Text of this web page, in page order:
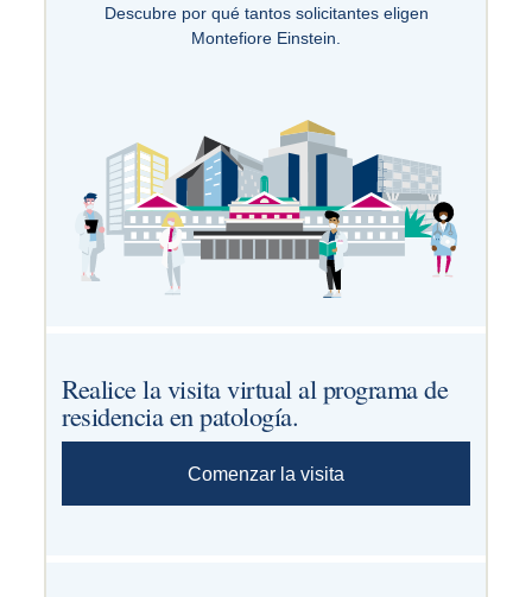
Descubre por qué tantos solicitantes eligen
Montefiore Einstein.
Realice la visita virtual al programa de
residencia en patología.
Comenzar la visita